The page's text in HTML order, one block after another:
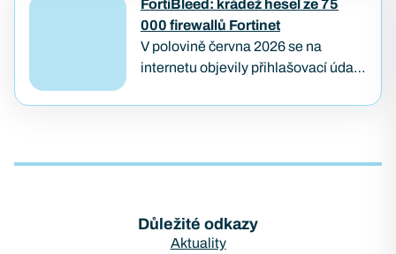
samostatně AI agent — bez
lidského útočníka u klávesnice.
Případ…
FortiBleed: krádež hesel ze 75
000 firewallů Fortinet
V polovině června 2026 se na
internetu objevily přihlašovací údaje
Fortinet. Útok pojmenovaný
Důležité odkazy
Aktuality